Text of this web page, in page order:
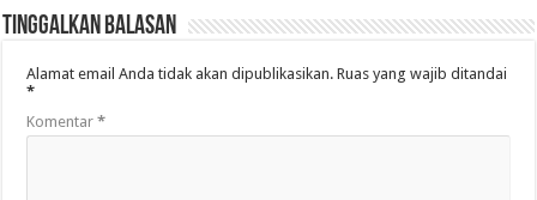
Tinggalkan Balasan
Alamat email Anda tidak akan dipublikasikan. Ruas yang wajib ditandai
*
Komentar*